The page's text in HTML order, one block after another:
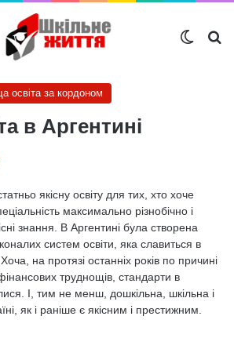
освіта за кордоном
в Аргентині
якісну освіту для тих, хто хоче
максимально різнобічно і
знання. В Аргентині була створена
систем освіти, яка славиться в
Хоча, на протязі останніх років по причині
труднощів, стандарти в
І, тим не менш, дошкільна, шкільна і
як і раніше є якісним і престижним.